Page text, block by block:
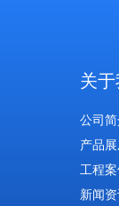
关于
公司
产品
工程案
新闻